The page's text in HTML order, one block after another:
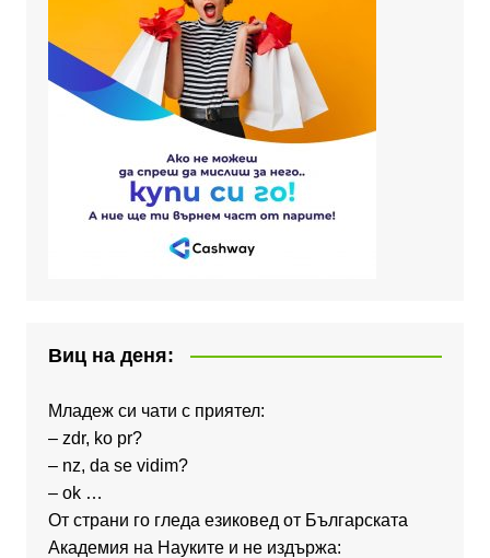
Виц на деня:
Младеж си чати с приятел:
– zdr, ko pr?
– nz, da se vidim?
– ok …
От страни го гледа езиковед от Българската
Академия на Науките и не издържа: